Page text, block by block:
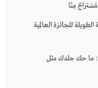
مِنّا
للجائزة العالمية
ما حك جلدك مثل